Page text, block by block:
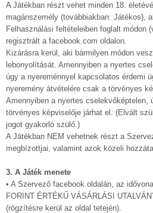
A Játékban részt vehet minden 18.
magánszemély (továbbiakban: Játékos),
Felhasználási feltételeiben foglalt módon
regisztrált a facebook.com oldalon.
Kizárásra kerül, aki bármilyen módon
lebonyolítását. Amennyiben a nyertes
úgy a nyereménnyel kapcsolatos érdemi
nyeremény átvételére csak a törvényes
Amennyiben a nyertes cselekvőképtelen,
törvényes képviselője járhat el. (Elvált
jogot gyakorló szülő.)
A Játékban NEM vehetnek részt a
megbízottjai, valamint azok közeli
3. A Játék menete
• A Szervező facebook oldalán, az
FORINT ÉRTÉKŰ VÁSÁRLÁSI
(rögzítésre kerül az oldal tetején).